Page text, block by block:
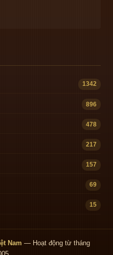
1342
896
478
217
157
69
15
Nam — Hoạt động từ tháng